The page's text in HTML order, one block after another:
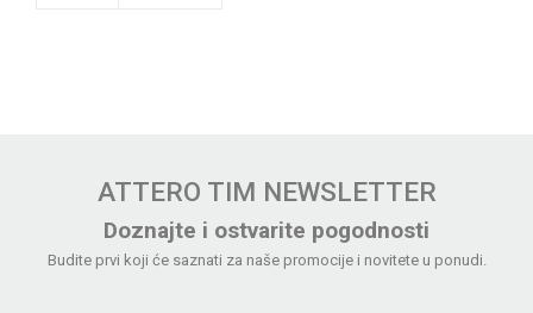
ATTERO TIM NEWSLETTER
Doznajte i ostvarite pogodnosti
Budite prvi koji će saznati za naše promocije i novitete u ponudi.